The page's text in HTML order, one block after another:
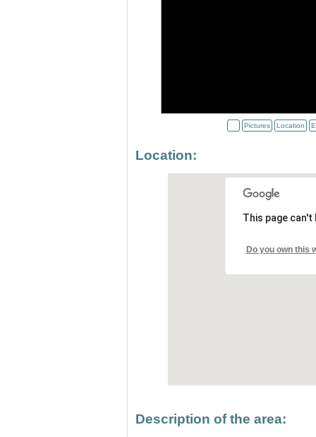
Pictures Location
Location:
This page
Do you own this
Description of the area: